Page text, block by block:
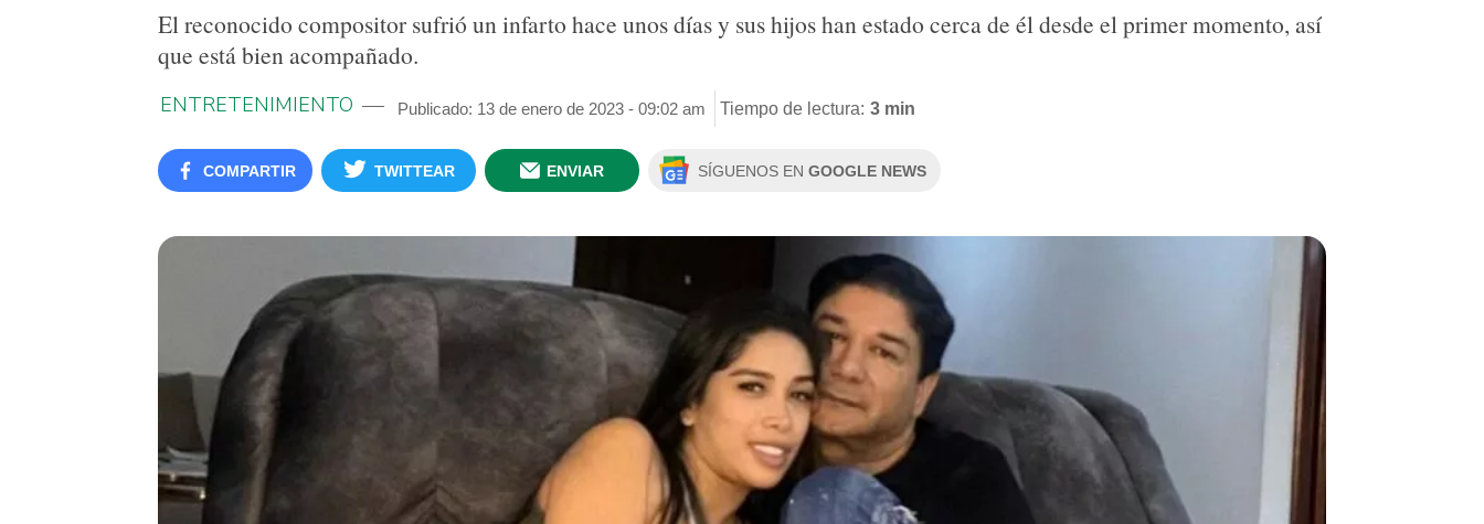
El reconocido compositor sufrió un infarto hace unos días y sus hijos han estado cerca de él desde el primer momento, así
que está bien acompañado.
ENTRETENIMIENTO Publicado: 13 de enero de 2023 - 09:02 am Tiempo de lectura: 3 min
COMPARTIR TWITTEAR ENVIAR SÍGUENOS EN GOOGLE NEWS